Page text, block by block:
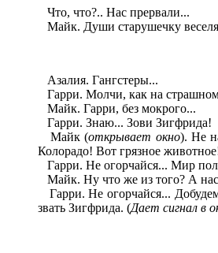
Что, что?.. Нас прервали...
Майк. Души старушечку
Азалия. Гангстеры...
Гарри. Молчи, как на
Майк. Гарри, без мокрого...
Гарри. Знаю... Зови Зигфрида!
Майк (открывает окно). Не
Колорадо! Вот грязное
Гарри. Не огорчайся... Мир
Майк. Ну что же из того? А
Гарри. Не огорчайся...
звать Зигфрида. (Дает сигнал в